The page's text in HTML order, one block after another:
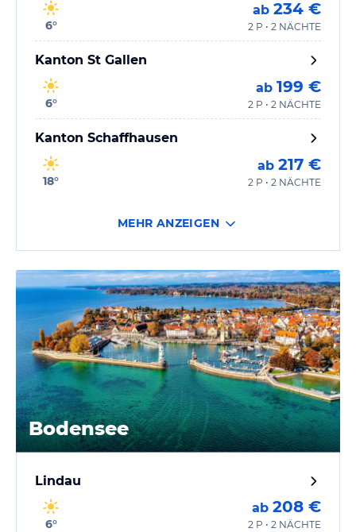
6°
ab 234 €
2 P • 2 NÄCHTE
Kanton St Gallen
6°
ab 199 €
2 P • 2 NÄCHTE
Kanton Schaffhausen
18°
ab 217 €
2 P • 2 NÄCHTE
MEHR ANZEIGEN
Bodensee
Lindau
6°
ab 208 €
2 P • 2 NÄCHTE